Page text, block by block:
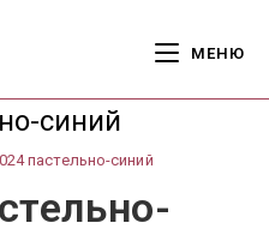
МЕНЮ
синий
пастельно-синий